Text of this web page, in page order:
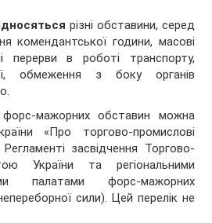
різні обставини, серед
комендантської години, масові
перерви в роботі транспорту,
обмеження з боку органів
форс-мажорних обставин можна
«Про торгово-промислові
засвідчення Торгово-
України та регіональними
палатами форс-мажорних
сили). Цей перелік не